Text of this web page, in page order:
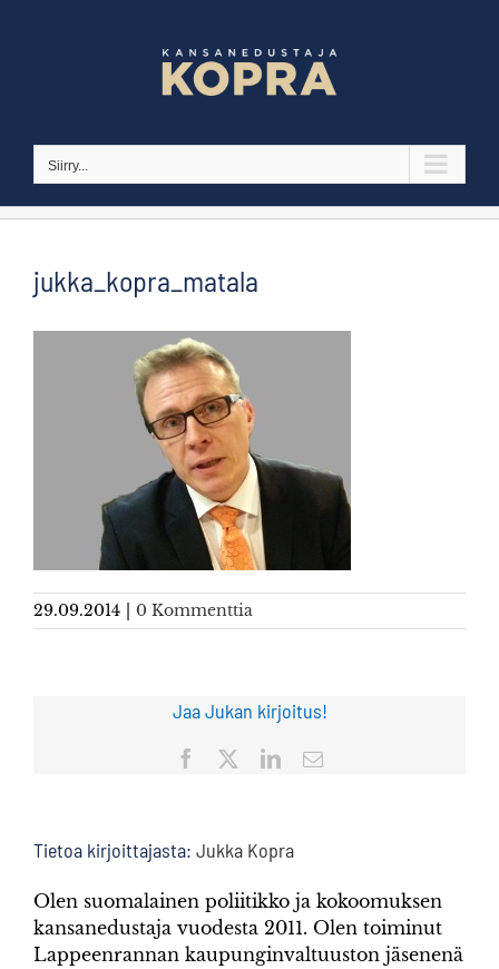
Siirry...
jukka_kopra_matala
29.09.2014 0 Kommenttia
Jaa Jukan kirjoitus!
Facebook LinkedInSähköposti
Tietoa kirjoittajasta: Jukka Kopra
Olen suomalainen poliitikko ja kokoomuksen
kansanedustaja vuodesta 2011. Olen toiminut
Lappeenrannan kaupunginvaltuuston jäsenenä